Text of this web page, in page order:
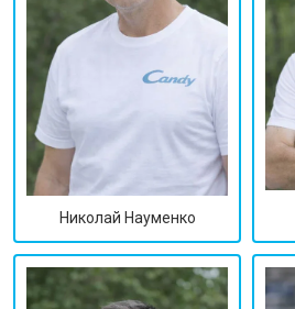
Николай Науменко